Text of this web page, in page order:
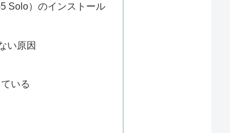
Solo）のインストール
い原因
いる